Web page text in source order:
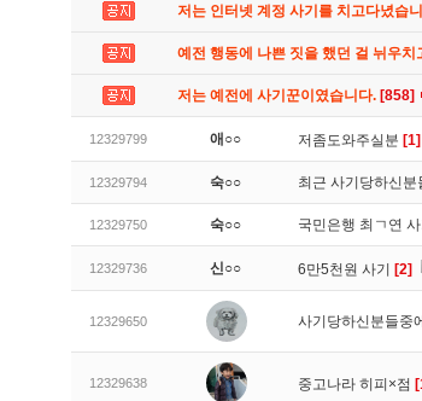
저는 인터넷 계정 사기를 치고다녔습
예전 행동에 나쁜 짓을 했던 걸 뉘우치
저는 예전에 사기꾼이였습니다. [858]
12329799 애○○ 저좀도와주실분 [1]
12329794 숙○○ 최근 사기당하신분
12329750 숙○○ 국민은행 최ㄱ연 사
12329736 신○○ 6만5천원 사기 [2]
12329650 사기당하신분들중에
12329638 중고나라 히피×점